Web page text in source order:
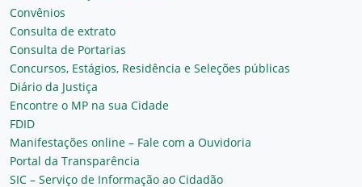
Convênios
Consulta de extrato
Consulta de Portarias
Concursos, Estágios, Residência e Seleções públicas
Diário da Justiça
Encontre o MP na sua Cidade
FDID
Manifestações online – Fale com a Ouvidoria
Portal da Transparência
SIC – Serviço de Informação ao Cidadão